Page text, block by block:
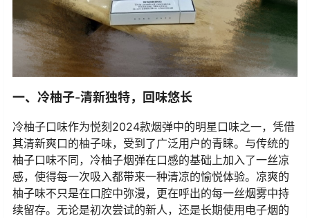
一、冷柚子-清新独特，回味悠长
冷柚子口味作为悦刻2024款烟弹中的明星口味之一，凭借
其清新爽口的柚子味，受到了广泛用户的青睐。与传统的
柚子口味不同，冷柚子烟弹在口感的基础上加入了一丝凉
感，使得每一次吸入都带来一种清凉的愉悦体验。凉爽的
柚子味不只是在口腔中弥漫，更在呼出的每一丝烟雾中持
续留存。无论是初次尝试的新人，还是长期使用电子烟的